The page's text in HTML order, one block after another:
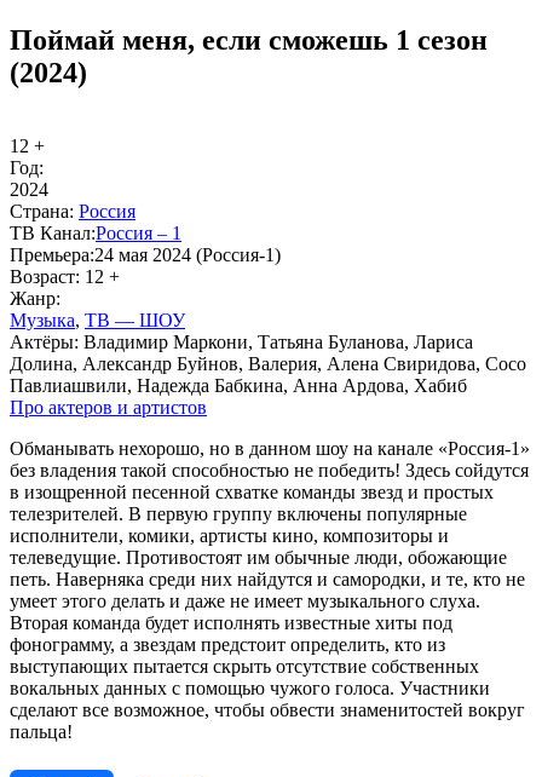
Поймай меня, если сможешь 1 сезон
(2024)
12 +
Год:
2024
Стра­на: Рос­сия
ТВ Ка­нал:Рос­сия – 1
Пре­мье­ра:24 мая 2024 (Россия-1)
Воз­раст: 12 +
Жанр:
Му­зы­ка, ТВ — ШОУ
Ак­тё­ры: Владимир Маркони, Татьяна Буланова, Лариса
Долина, Александр Буйнов, Валерия, Алена Свиридова, Сосо
Павлиашвили, Надежда Бабкина, Анна Ардова, Хабиб
Про ак­те­ров и ар­ти­стов
Обманывать нехорошо, но в данном шоу на канале «Россия-1»
без владения такой способностью не победить! Здесь сойдутся
в изощренной песенной схватке команды звезд и простых
телезрителей. В первую группу включены популярные
исполнители, комики, артисты кино, композиторы и
телеведущие. Противостоят им обычные люди, обожающие
петь. Наверняка среди них найдутся и самородки, и те, кто не
умеет этого делать и даже не имеет музыкального слуха.
Вторая команда будет исполнять известные хиты под
фонограмму, а звездам предстоит определить, кто из
выступающих пытается скрыть отсутствие собственных
вокальных данных с помощью чужого голоса. Участники
сделают все возможное, чтобы обвести знаменитостей вокруг
пальца!